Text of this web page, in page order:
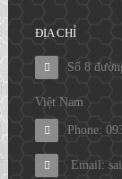
ĐỊA CHỈ
Số 8
Việt Nam
Phone:
Email: